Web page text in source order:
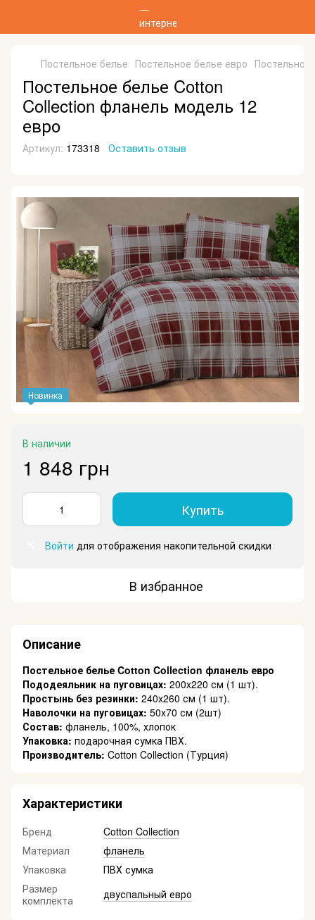
Постельное белье Постельное белье евро Постельное
Постельное белье Cotton
Collection фланель модель 12
евро
Артикул: 173318 Оставить отзыв
Новинка
В наличии
1 848 грн
Купить
Войти для отображения накопительной скидки
В избранное
Описание
Постельное белье Cotton Collection фланель евро
Пододеяльник на пуговицах: 200x220 см (1 шт).
Простынь без резинки: 240x260 см (1 шт).
Наволочки на пуговицах: 50x70 см (2шт)
Состав: фланель, 100%, хлопок
Упаковка: подарочная сумка ПВХ.
Производитель: Cotton Collection (Турция)
Характеристики
Бренд
Cotton Collection
Материал
фланель
Упаковка
ПВХ сумка
Размер
комплекта
двуспальный евро